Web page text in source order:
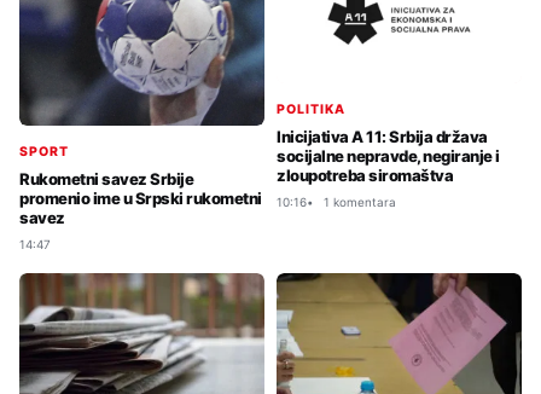
SPORT
Rukometni savez Srbije
promenio ime u Srpski rukometni
savez
14:47
POLITIKA
Inicijativa A 11: Srbija država
socijalne nepravde, negiranje i
zloupotreba siromaštva
10:16 1 komentara